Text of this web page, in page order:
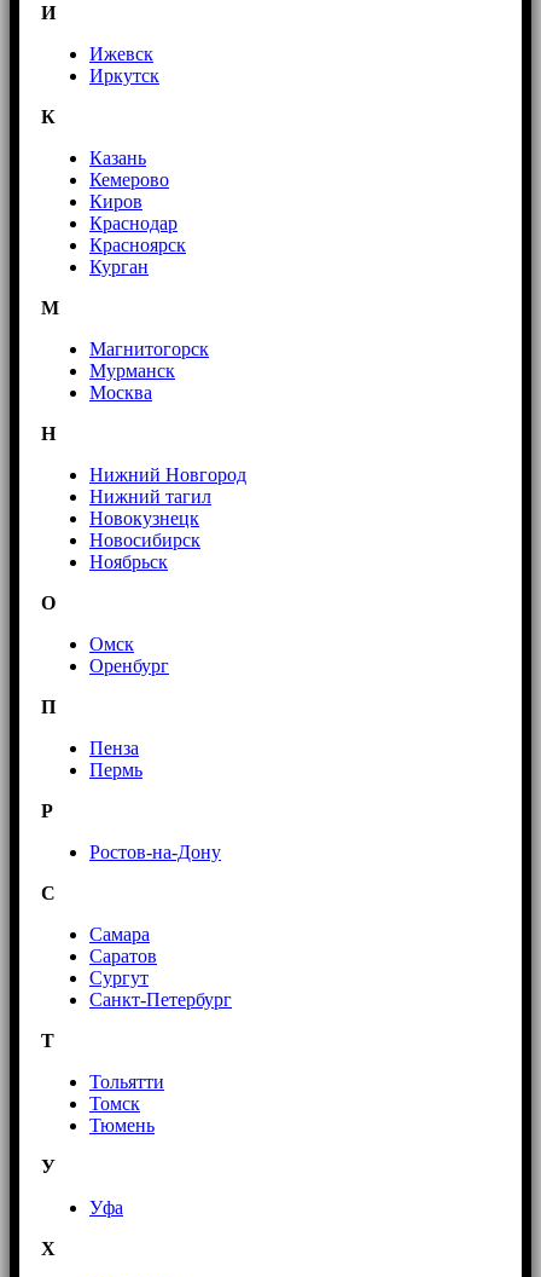
И
Ижевск
Иркутск
К
Казань
Кемерово
Киров
Краснодар
Красноярск
Курган
М
Магнитогорск
Мурманск
Москва
Н
Нижний Новгород
Нижний тагил
Новокузнецк
Новосибирск
Ноябрьск
О
Омск
Оренбург
П
Пенза
Пермь
Р
Ростов-на-Дону
С
Самара
Саратов
Сургут
Санкт-Петербург
Т
Тольятти
Томск
Тюмень
У
Уфа
Х